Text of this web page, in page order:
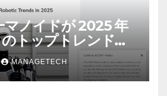
マノイドが 2025 年
トップトレンドに |
MANAGETECH